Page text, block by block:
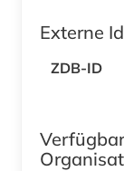
Externe
ZDB-ID